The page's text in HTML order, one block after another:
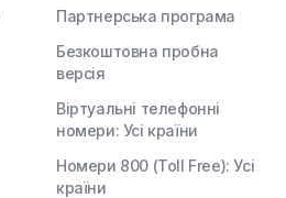
Партнерська програма
Безкоштовна пробна
версія
Віртуальні телефонні
номери: Усі країни
Номери 800 (Toll Free): Усі
країни